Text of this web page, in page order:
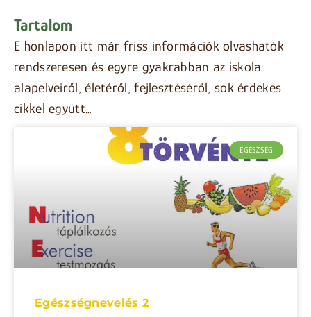
Tartalom
E honlapon itt már friss információk olvashatók
rendszeresen és egyre gyakrabban az iskola
alapelveiről, életéről, fejlesztéséről, sok érdekes
cikkel együtt…
EGÉSZSÉG
Egészségnevelés 2